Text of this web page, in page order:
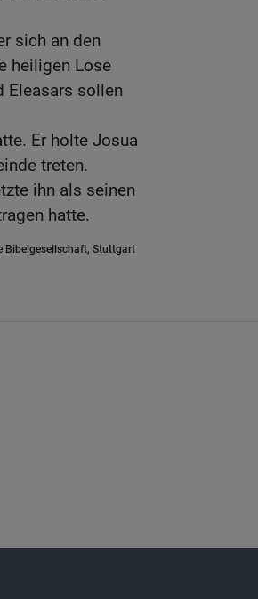
sich an den
heiligen Lose
Eleasars sollen
Er holte Josua
treten.
ihn als seinen
hatte.
Bibelgesellschaft, Stuttgart